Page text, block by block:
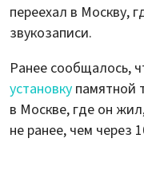
переехал в Москву,
звукозаписи.
Ранее сообщалось,
установку памятной
в Москве, где он
не ранее, чем через